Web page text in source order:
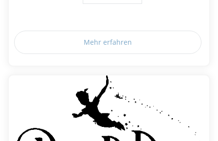
Mehr erfahren